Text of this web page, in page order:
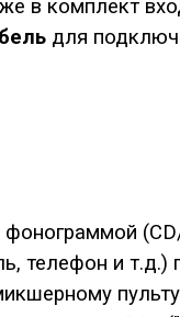
в комплект
для
фонограммой
телефон и т.д.)